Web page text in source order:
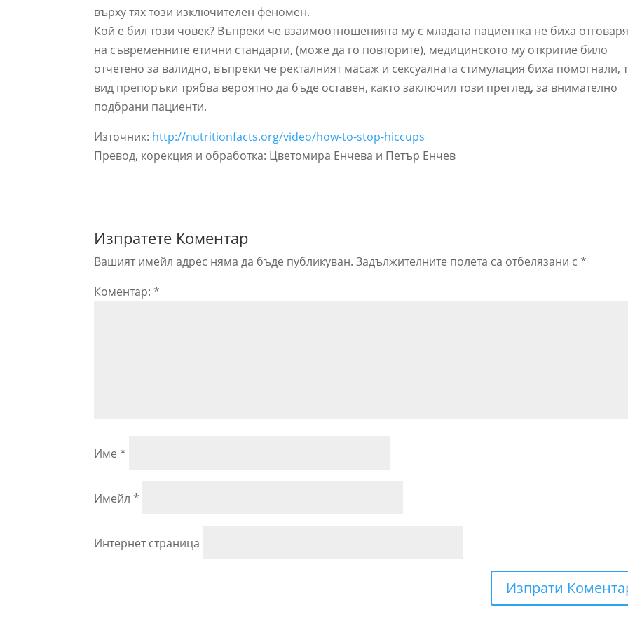
върху тях този изключителен феномен.
Кой е бил този човек? Въпреки че взаимоотношенията му с младата пациентка не биха
на съвременните етични стандарти, (може да го повторите), медицинското му откритие било
отчетено за валидно, въпреки че ректалният масаж и сексуалната стимулация биха помогнали,
вид препоръки трябва вероятно да бъде оставен, както заключил този преглед, за внимателно
подбрани пациенти.
Източник: http://nutritionfacts.org/video/how-to-stop-hiccups
Превод, корекция и обработка: Цветомира Енчева и Петър Енчев
Изпратете Коментар
Вашият имейл адрес няма да бъде публикуван. Задължителните полета са отбелязани с*
Коментар:*
Име*
Имейл*
Интернет страница